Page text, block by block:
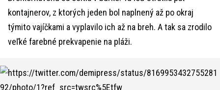
kontajnerov, z ktorých jeden bol naplnený až po okraj
týmito vajíčkami a vyplavilo ich až na breh. A tak sa zrodilo
veľké farebné prekvapenie na pláži.